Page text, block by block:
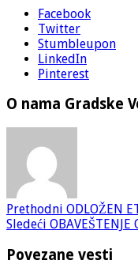
Facebook
Twitter
Stumbleupon
LinkedIn
Pinterest
O nama Gradske
Prethodni ODLOŽEN
Sledeći OBAVEŠTENJE
Povezane vesti